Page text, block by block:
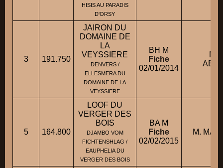
HISIS AU PARADIS
D'ORSY
3 191.750
JAIRON DU
DOMAINE DE
LA
VEYSSIERE
DENVERS /
ELLESMERA DU
DOMAINE DE LA
VEYSSIERE
BH M
Fiche
02/01/2014
M.
5 164.800
LOOF DU
VERGER DES
BOIS
DJAMBO VOM
FICHTENSHLAG /
EAUPHELIA DU
VERGER DES BOIS
BA M
Fiche
02/02/2015
M.